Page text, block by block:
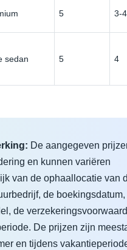
5 3-4
sedan 5 4
De aangegeven
en kunnen variëren
van de ophaallocatie van
de boekingsdatum,
de
De prijzen zijn
en tijdens